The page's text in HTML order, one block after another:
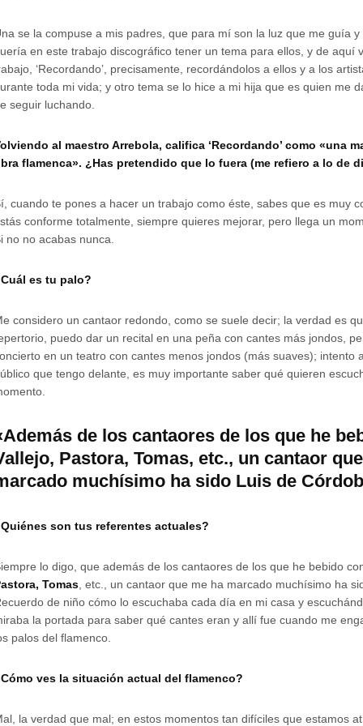
se la compuse a mis padres, que para mí son la luz que me guía
en este trabajo discográfico tener un tema para ellos, y de aquí
‘Recordando’, precisamente, recordándolos a ellos y a los
toda mi vida; y otro tema se lo hice a mi hija que es quien me
seguir luchando.
al maestro Arrebola, califica ‘Recordando’ como «una
flamenca». ¿Has pretendido que lo fuera (me refiero a lo de
cuando te pones a hacer un trabajo como éste, sabes que es muy
conforme totalmente, siempre quieres mejorar, pero llega un
no no acabas nunca.
es tu palo?
considero un cantaor redondo, como se suele decir; la verdad es
puedo dar un recital en una peña con cantes más jondos,
en un teatro con cantes menos jondos (más suaves); intento
que tengo delante, es muy importante saber qué quieren
de los cantaores de los que he
Pastora, Tomas, etc., un cantaor
muchísimo ha sido Luis de
son tus referentes actuales?
lo digo, que además de los cantaores de los que he bebido
Tomas , etc., un cantaor que me ha marcado muchísimo ha
de niño cómo lo escuchaba cada día en mi casa y
la portada para saber qué cantes eran y allí fue cuando me
palos del flamenco.
ves la situación actual del flamenco?
la verdad que mal; en estos momentos tan difíciles que estamos